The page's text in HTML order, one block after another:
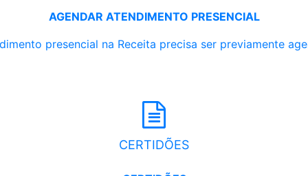
AGENDAR ATENDIMENTO PRESENCIAL
presencial na Receita precisa ser previamente
CERTIDÕES